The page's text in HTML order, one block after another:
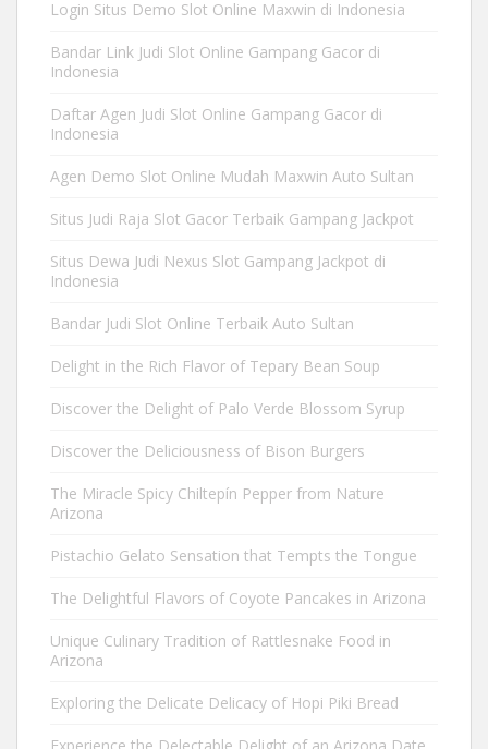
Login Situs Demo Slot Online Maxwin di Indonesia
Bandar Link Judi Slot Online Gampang Gacor di
Indonesia
Daftar Agen Judi Slot Online Gampang Gacor di
Indonesia
Agen Demo Slot Online Mudah Maxwin Auto Sultan
Situs Judi Raja Slot Gacor Terbaik Gampang Jackpot
Situs Dewa Judi Nexus Slot Gampang Jackpot di
Indonesia
Bandar Judi Slot Online Terbaik Auto Sultan
Delight in the Rich Flavor of Tepary Bean Soup
Discover the Delight of Palo Verde Blossom Syrup
Discover the Deliciousness of Bison Burgers
The Miracle Spicy Chiltepín Pepper from Nature
Arizona
Pistachio Gelato Sensation that Tempts the Tongue
The Delightful Flavors of Coyote Pancakes in Arizona
Unique Culinary Tradition of Rattlesnake Food in
Arizona
Exploring the Delicate Delicacy of Hopi Piki Bread